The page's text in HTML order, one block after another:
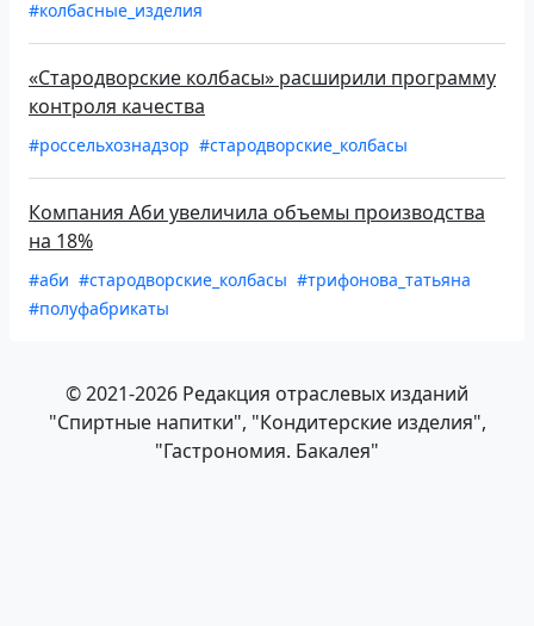
#колбасные_изделия
«Стародворские колбасы» расширили программу
контроля качества
#россельхознадзор #стародворские_колбасы
Компания Аби увеличила объемы производства
на 18%
#аби #стародворские_колбасы #трифонова_татьяна
#полуфабрикаты
© 2021-2026 Редакция отраслевых изданий
"Спиртные напитки", "Кондитерские изделия",
"Гастрономия. Бакалея"